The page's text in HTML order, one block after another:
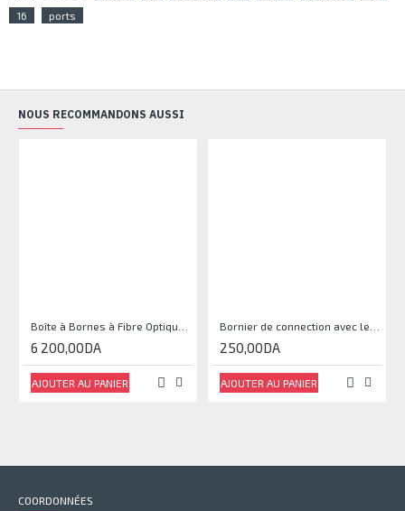
16
ports
NOUS RECOMMANDONS AUSSI
6 200,00DA
AJOUTER AU PANIER
250,00DA
AJOUTER AU PANIER
COORDONNÉES